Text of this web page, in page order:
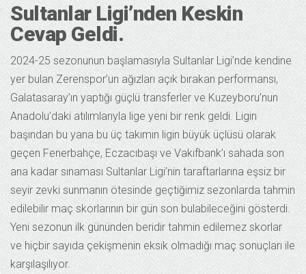
Sultanlar Ligi’nden Keskin
Cevap Geldi.
2024-25 sezonunun başlamasıyla Sultanlar Ligi’nde kendine
yer bulan Zerenspor’un ağızları açık bırakan performansı,
Galatasaray’ın yaptığı güçlü transferler ve Kuzeyboru’nun
Anadolu’daki atılımlarıyla lige yeni bir renk geldi. Ligin
başından bu yana bu üç takımın ligin büyük üçlüsü olarak
geçen Fenerbahçe, Eczacıbaşı ve Vakıfbank’ı sahada son
ana kadar sınaması Sultanlar Ligi’nin taraftarlarına eşsiz bir
seyir zevki sunmanın ötesinde geçtiğimiz sezonlarda tahmin
edilebilir maç skorlarının bir gün son bulabileceğini gösterdi.
Yeni sezonun ilk gününden beridir tahmin edilemez skorlar
ve hiçbir sayıda çekişmenin eksik olmadığı maç sonuçları ile
karşılaşılıyor.